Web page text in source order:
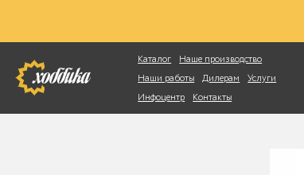
Каталог
Наше производство
Наши работы
Дилерам
Услуги
Инфоцентр
Контакты
Фотопоиск